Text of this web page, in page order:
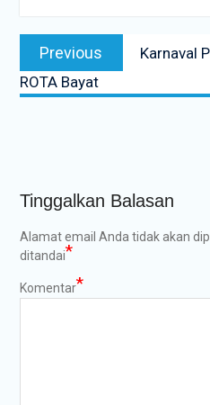
Navigasi
posPrevious
post:
Karnaval
ROTA Bayat
Tinggalkan Balasan
Alamat email Anda tidak akan
ditandai*
Komentar*